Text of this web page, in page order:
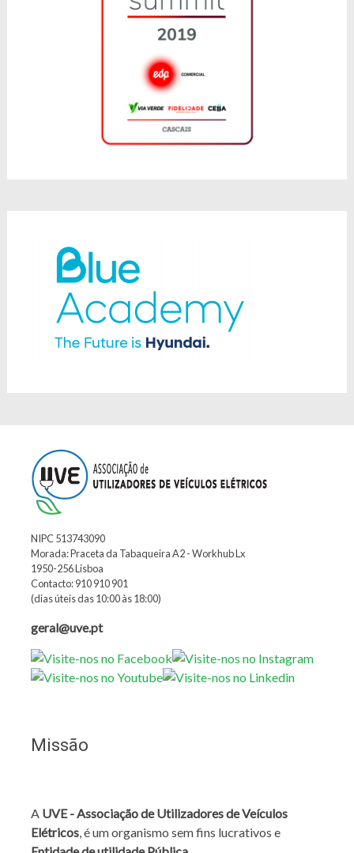
NIPC 513743090
Morada: Praceta da Tabaqueira A2 - Workhub Lx
1950-256 Lisboa
Contacto: 910 910 901
(dias úteis das 10:00 às 18:00)
geral@uve.pt
Missão
A UVE - Associação de Utilizadores de Veículos
Elétricos, é um organismo sem fins lucrativos e